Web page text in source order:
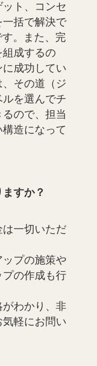
ト、コンセ
括で解決で
。また、完
成するの
成功してい
その道（ジ
を選んでチ
ので、担当
造になって
すか？
一切いただ
プの施策や
の作成も行
わかり、非
軽にお問い